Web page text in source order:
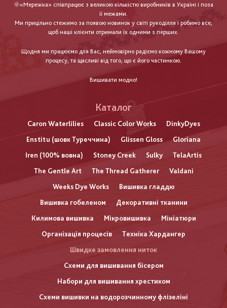
🌞«Мережка» співпрацює з великою кількістю виробників в Україні і поза
її межами.
Ми прицільно стежимо за появою новинок у світі рукоділля і робимо все,
щоб наші клієнти отримали їх одними з перших.
Щодня ми працюємо для Вас, неймовірно радіємо кожному Вашому
процесу, та щасливі від того, що є його частинкою.
Вишивати модно!
Каталог
Caron Waterlilies Classic Color Works
DinkyDyes
Enstitu (шовк Туреччина)
Glissen Gloss
Gloriana
Iren (100% вовна)
Stoney Creek Sulky
TelaArtis
The Gentle Art
The Thread Gatherer
Valdani
Weeks Dye Works
Вишивка гладдю
Вишивка гобеленом
Декоративні тканини
Килимова вишивка
Мікровишивка
Мініатюри
Організація процесів
Техніка Хардангер
Швидке замовлення ниток
Схеми для вишивання бісером
Набори для вишивання хрестиком
Схеми вишивки на водорозчинному флізеліні